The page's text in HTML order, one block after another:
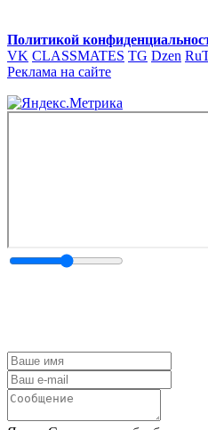
Политикой
VK CLASSMATES TG Dzen
Реклама на сайте